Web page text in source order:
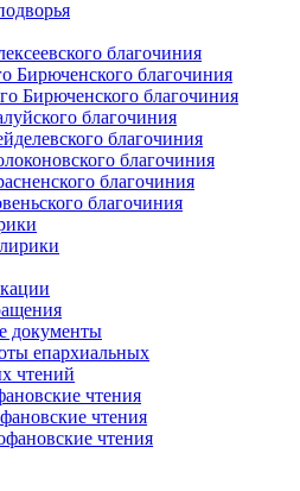
благочиния
Бирюченского благочиния
Бирюченского благочиния
благочиния
благочиния
благочиния
благочиния
благочиния
документы
епархиальных
чтений
чтения
чтения
чтения